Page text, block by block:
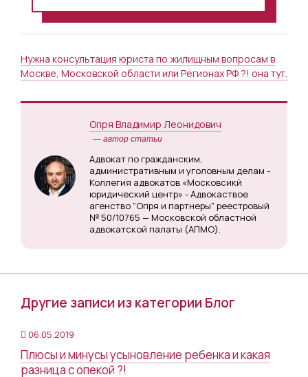
Нужна консультация юриста по жилищным вопросам в
Москве, Московской области или Регионах РФ ?! она тут.
Опря Владимир Леонидович
— автор статьи
Адвокат по гражданским,
административным и уголовным делам -
Коллегия адвокатов «Московсикй
юридический центр» - Адвокаствое
агенство "Опря и партнеры" реестровый
№ 50/10765 — Московской областной
адвокатской палаты (АПМО).
Другие записи из категории Блог
06.05.2019
Плюсы и минусы усыновление ребенка и какая
разница с опекой ?!